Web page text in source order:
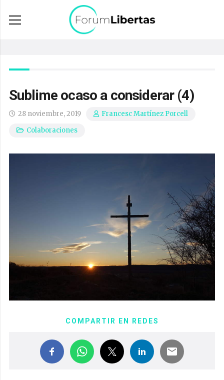
Sublime ocaso a considerar (4)
28 noviembre, 2019
Francesc Martínez Porcell
Colaboraciones
COMPARTIR EN REDES